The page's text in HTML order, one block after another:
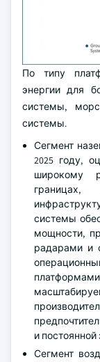
По типу
энергии для
системы,
системы.
Сегмент
2025 году,
широкому
системы
мощности,
радарами и
и
Сегмент